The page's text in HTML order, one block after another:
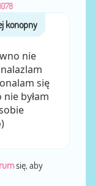
nie
się
byłam
)
się, aby